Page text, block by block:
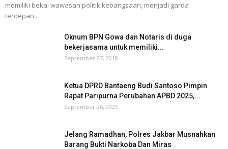
memiliki bekal wawasan politik kebangsaan, menjadi garda
terdepan...
Oknum BPN Gowa dan Notaris di duga
bekerjasama untuk memiliki...
September 27, 2018
Ketua DPRD Bantaeng Budi Santoso Pimpin
Rapat Paripurna Perubahan APBD 2025,...
September 26, 2025
Jelang Ramadhan, Polres Jakbar Musnahkan
Barang Bukti Narkoba Dan Miras